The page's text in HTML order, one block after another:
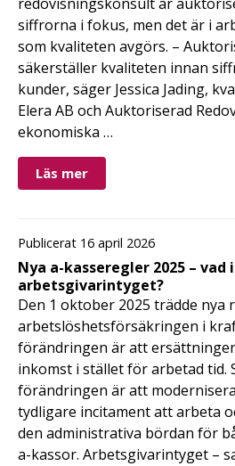
siffrorna i fokus, men det är i
som kvaliteten avgörs. –
säkerställer kvaliteten innan
kunder, säger Jessica Jading,
Elera AB och Auktoriserad
ekonomiska …
Läs mer
Publicerat 16 april 2026
Nya a-kasseregler 2025 –
arbetsgivarintyget?
Den 1 oktober 2025 trädde nya
arbetslöshetsförsäkringen i
förändringen är att
inkomst i stället för arbetad tid.
förändringen är att
tydligare incitament att arbeta
den administrativa bördan för
a-kassor. Arbetsgivarintyget –